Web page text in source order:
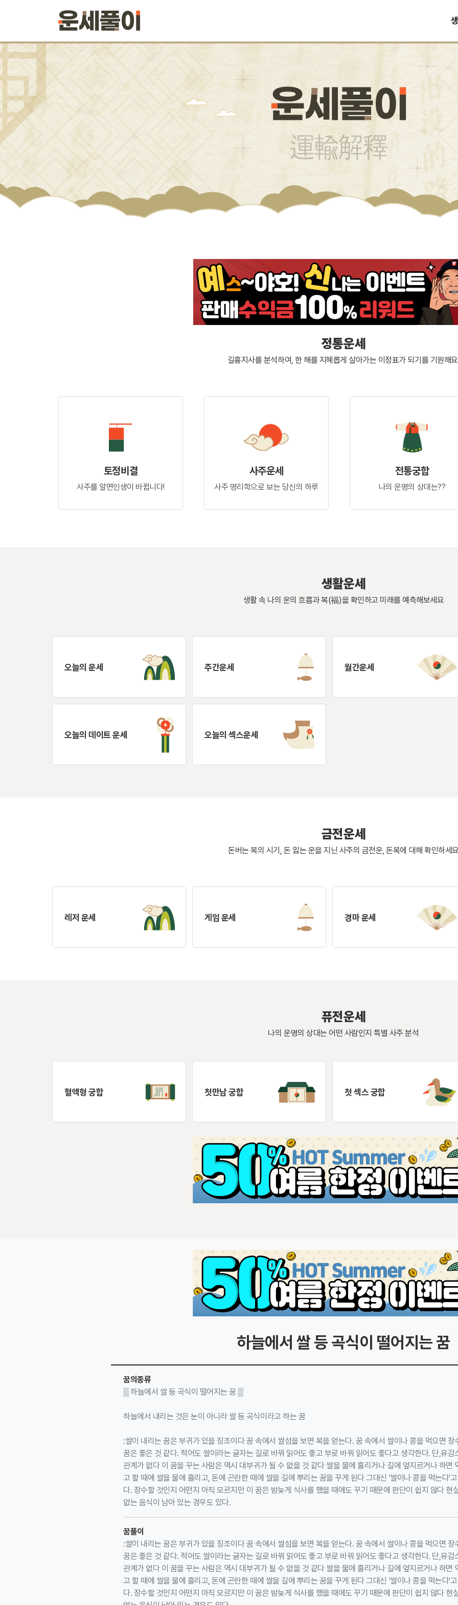
정통운세
길흉지사를 분석하여, 한 해를 지혜롭게 살아가는 이정표가 되기를 기원해
토정비결
사주를 알면인생이 바뀝니다!
사주운세
사주 명리학으로 보는 당신의 하루
전통궁합
나의 운명의 상대는??
생활운세
생활 속 나의 운의 흐름과 복(福)을 확인하고 미래를 예측해보세요
오늘의 운세 주간운세 월간운세
오늘의 데이트 운세 오늘의 섹스운세
금전운세
돈버는 복의 시기, 돈 잃는 운을 지닌 사주의 금전운, 돈복에 대해 확인하세
레저 운세 게임 운세 경마 운세
퓨전운세
나의 운명의 상대는 어떤 사람인지 특별 사주 분석
혈액형 궁합 첫만남 궁합 첫 섹스 궁합
하늘에서 쌀 등 곡식이 떨어지는 꿈
꿈의종류
▒ 하늘에서 쌀 등 곡식이 떨어지는 꿈 ▒
하늘에서 내리는 것은 눈이 아니라 쌀 등 곡식이라고 하는 꿈
:쌀이 내리는 꿈은 부귀가 있을 징조이다 꿈 속에서 쌀섬을 보면 복을 얻는다. 꿈 속에서 쌀이나 콩을 먹으면
꿈은 좋은 것 같다. 적어도 쌀이라는 글자는 길로 바꿔 읽어도 좋고 부로 바꿔 읽어도 좋다고 생각한다. 단,유
관계가 없다 이 꿈을 꾸는 사람은 역시 대부귀가 될 수 없을 것 같다 쌀을 물에 흘리거나 길에 엎지르거나 하면
고 할 때에 쌀을 물에 흘리고, 돈에 곤란한 때에 쌀을 길에 뿌리는 꿈을 꾸게 된다 그대신 '쌀이나 콩을 먹는다'
다. 장수할 것인지 어떤지 아직 모르지만 이 꿈은 밤늦게 식사를 했을 때에도 꾸기 때문에 판단이 쉽지 않다 현
없는 음식이 남아 있는 경우도 있다.
꿈풀이
:쌀이 내리는 꿈은 부귀가 있을 징조이다 꿈 속에서 쌀섬을 보면 복을 얻는다. 꿈 속에서 쌀이나 콩을 먹으면
꿈은 좋은 것 같다. 적어도 쌀이라는 글자는 길로 바꿔 읽어도 좋고 부로 바꿔 읽어도 좋다고 생각한다. 단,유
관계가 없다 이 꿈을 꾸는 사람은 역시 대부귀가 될 수 없을 것 같다 쌀을 물에 흘리거나 길에 엎지르거나 하면
고 할 때에 쌀을 물에 흘리고, 돈에 곤란한 때에 쌀을 길에 뿌리는 꿈을 꾸게 된다 그대신 '쌀이나 콩을 먹는다'
다. 장수할 것인지 어떤지 아직 모르지만 이 꿈은 밤늦게 식사를 했을 때에도 꾸기 때문에 판단이 쉽지 않다 현